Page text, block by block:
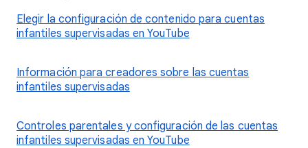
Elegir la configuración de contenido para cuentas
infantiles supervisadas en YouTube
Información para creadores sobre las cuentas
infantiles supervisadas
Controles parentales y configuración de las cuentas
infantiles supervisadas en YouTube